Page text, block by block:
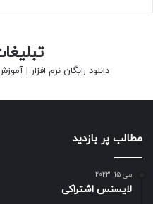
دانلود رایگان نرم افزار |
مطالب پر بازدید
می 15, 2023
لایسنس اشتراکی